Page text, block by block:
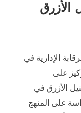
الأزرق
الإدارية في
على
الأزرق في
على المنهج